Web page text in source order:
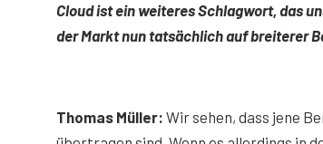
Cloud ist ein weiteres Schlagwort, das
der Markt nun tatsächlich auf breiterer
Thomas Müller: Wir sehen, dass jene